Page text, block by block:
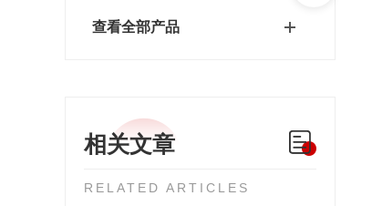
查看全部产品
相关文章
RELATED ARTICLES